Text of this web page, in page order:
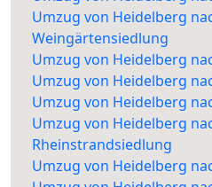
Umzug von Heidelberg
Weingärtensiedlung
Umzug von Heidelberg
Umzug von Heidelberg
Umzug von Heidelberg
Umzug von Heidelberg
Rheinstrandsiedlung
Umzug von Heidelberg